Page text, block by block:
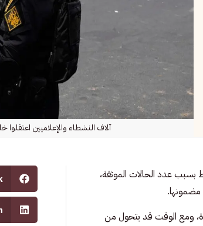
آلاف النشطاء والإعلاميين اعتقلوا
عدد الحالات الموثقة،
مضمونها.
ومع الوقت قد يتحول من